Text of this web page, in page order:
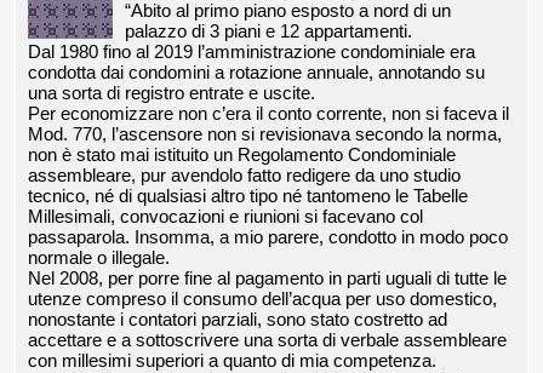
“Abito al primo piano esposto a nord di un
palazzo di 3 piani e 12 appartamenti.
Dal 1980 fino al 2019 l’amministrazione condominiale era
condotta dai condomini a rotazione annuale, annotando su
una sorta di registro entrate e uscite.
Per economizzare non c’era il conto corrente, non si faceva il
Mod. 770, l’ascensore non si revisionava secondo la norma,
non è stato mai istituito un Regolamento Condominiale
assembleare, pur avendolo fatto redigere da uno studio
tecnico, né di qualsiasi altro tipo né tantomeno le Tabelle
Millesimali, convocazioni e riunioni si facevano col
passaparola. Insomma, a mio parere, condotto in modo poco
normale o illegale.
Nel 2008, per porre fine al pagamento in parti uguali di tutte le
utenze compreso il consumo dell’acqua per uso domestico,
nonostante i contatori parziali, sono stato costretto ad
accettare e a sottoscrivere una sorta di verbale assembleare
con millesimi superiori a quanto di mia competenza.